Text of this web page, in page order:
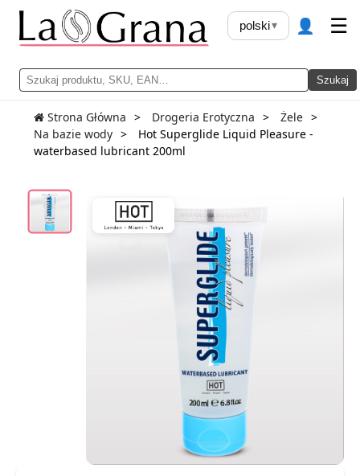
Szukaj
polski▾ 👤 ☰
Strona Główna Drogeria Erotyczna
Żele
Na bazie wody
Hot Superglide Liquid Pleasure -
waterbased lubricant 200ml